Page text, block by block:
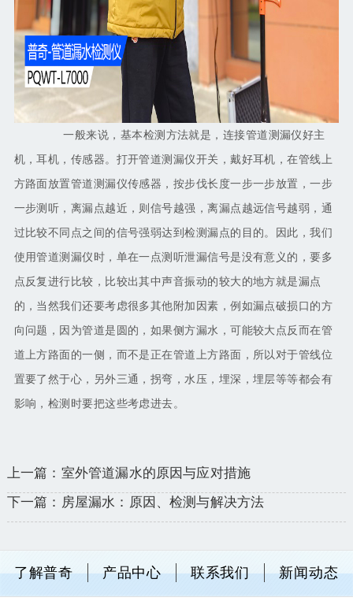
一般来说，基本检测方法就是，连接管道测漏仪好主
机，耳机，传感器。打开管道测漏仪开关，戴好耳机，在管线上
方路面放置管道测漏仪传感器，按步伐长度一步一步放置，一步
一步测听，离漏点越近，则信号越强，离漏点越远信号越弱，通
过比较不同点之间的信号强弱达到检测漏点的目的。因此，我们
使用管道测漏仪 时，单在一点测听泄漏信号是没有意义的，要多
点反复进行比较，比较出其中声音振动的较大的地方就是漏点
的，当然我们还要考虑很多其他附加因素，例如漏点破损口的方
向问题，因为管道是圆的，如果侧方漏水，可能较大点反而在管
道上方路面的一侧，而不是正在管道上方路面，所以对于管线位
置要了然于心，另外三通，拐弯，水压，埋深，埋层等等都会有
影响，检测时要把这些考虑进去。
上一篇：室外管道漏水的原因与应对措施
下一篇：房屋漏水：原因、检测与解决方法
了解普奇 产品中心 联系我们 新闻动态